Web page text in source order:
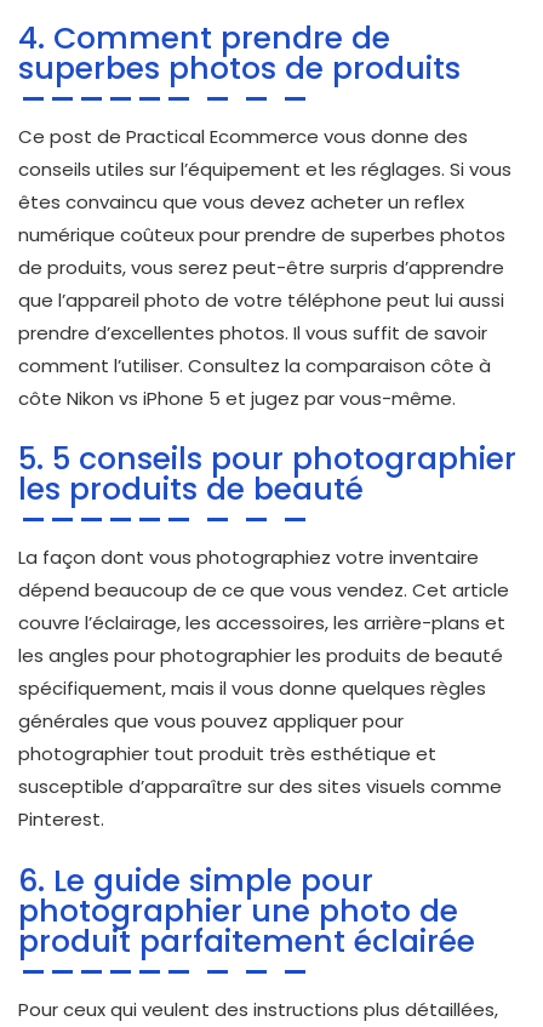
4. Comment prendre de
superbes photos de produits
Ce post de Practical Ecommerce vous donne des
conseils utiles sur l’équipement et les réglages. Si vous
êtes convaincu que vous devez acheter un reflex
numérique coûteux pour prendre de superbes photos
de produits, vous serez peut-être surpris d’apprendre
que l’appareil photo de votre téléphone peut lui aussi
prendre d’excellentes photos. Il vous suffit de savoir
comment l’utiliser. Consultez la comparaison côte à
côte Nikon vs iPhone 5 et jugez par vous-même.
5. 5 conseils pour photographier
les produits de beauté
La façon dont vous photographiez votre inventaire
dépend beaucoup de ce que vous vendez. Cet article
couvre l’éclairage, les accessoires, les arrière-plans et
les angles pour photographier les produits de beauté
spécifiquement, mais il vous donne quelques règles
générales que vous pouvez appliquer pour
photographier tout produit très esthétique et
susceptible d’apparaître sur des sites visuels comme
Pinterest.
6. Le guide simple pour
photographier une photo de
produit parfaitement éclairée
Pour ceux qui veulent des instructions plus détaillées,